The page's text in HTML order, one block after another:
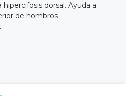
dorsal. Ayuda a
de hombros